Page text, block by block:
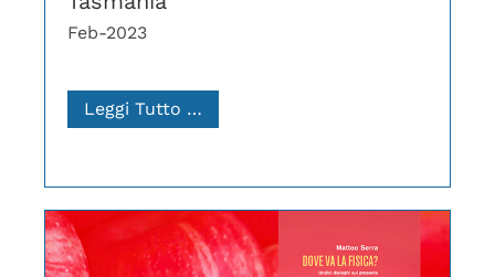
Feb-2023
Leggi Tutto …